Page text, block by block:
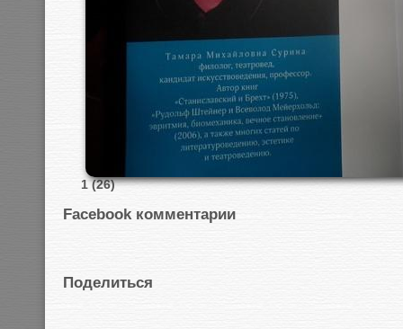
1 (26)
Facebook комментарии
Поделиться